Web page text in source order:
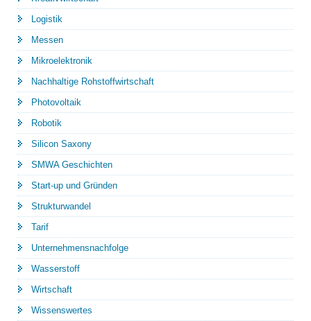
Logistik
Messen
Mikroelektronik
Nachhaltige Rohstoffwirtschaft
Photovoltaik
Robotik
Silicon Saxony
SMWA Geschichten
Start-up und Gründen
Strukturwandel
Tarif
Unternehmensnachfolge
Wasserstoff
Wirtschaft
Wissenswertes